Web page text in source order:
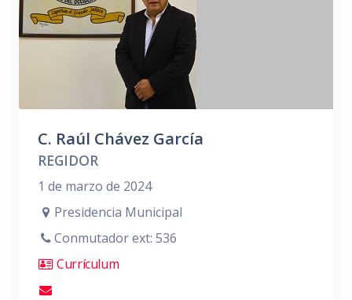
C. Raúl Chávez García
REGIDOR
1 de marzo de 2024
Presidencia Municipal
Conmutador ext: 536
Currículum